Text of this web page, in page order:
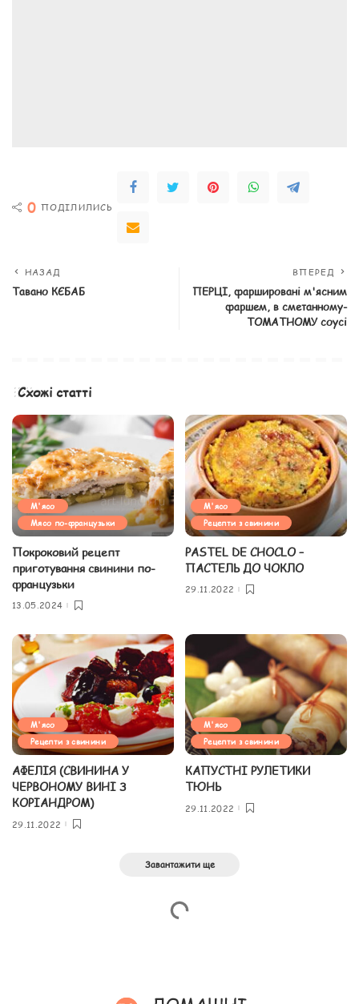
0 ПОДІЛИЛИСЬ
НАЗАД
Тавано КЄБАБ
ВПЕРЕД
ПЕРЦІ, фаршировані м'ясним
фаршем, в сметанному-
ТОМАТНОМУ соусі
Схожі статті
М'ясо
Мясо по-французьки
Покроковий рецепт
приготування свинини по-
французьки
13.05.2024
М'ясо
Рецепти з свинини
PASTEL DE CHOCLO –
ПАСТЕЛЬ ДО ЧОКЛО
29.11.2022
М'ясо
Рецепти з свинини
АФЕЛІЯ (СВИНИНА У
ЧЕРВОНОМУ ВИНІ З
КОРІАНДРОМ)
29.11.2022
М'ясо
Рецепти з свинини
КАПУСТНІ РУЛЕТИКИ
ТЮНЬ
29.11.2022
Завантажити ще